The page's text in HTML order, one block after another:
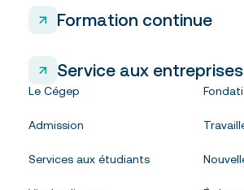
Formation continue
Service aux entreprises
Le Cégep
Admission
Services aux étudiants